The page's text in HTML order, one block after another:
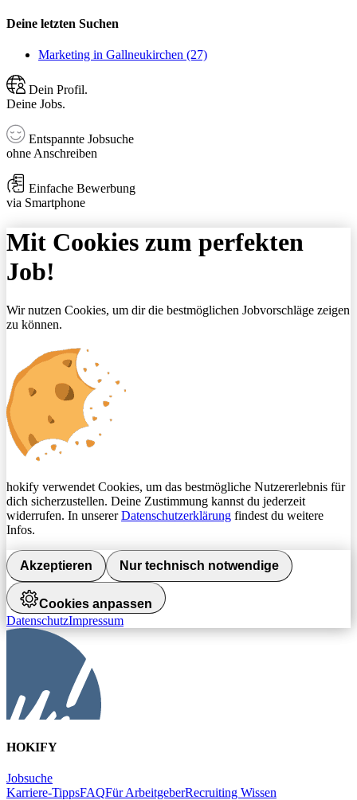
Deine letzten Suchen
Marketing in Gallneukirchen (27)
Dein Profil.
Deine Jobs.
Entspannte Jobsuche
ohne Anschreiben
Einfache Bewerbung
via Smartphone
Mit Cookies zum perfekten
Job!
Wir nutzen Cookies, um dir die bestmöglichen Jobvorschläge zeigen
zu können.
hokify verwendet Cookies, um das bestmögliche Nutzererlebnis für
dich sicherzustellen. Deine Zustimmung kannst du jederzeit
widerrufen. In unsererDatenschutzerklärung findest du weitere
Infos.
Akzeptieren Nur technisch notwendige
Cookies anpassen
DatenschutzImpressum
HOKIFY
Jobsuche
Karriere-TippsFAQFür ArbeitgeberRecruiting Wissen